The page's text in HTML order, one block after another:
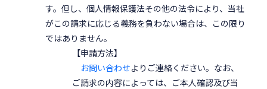
す。但し、個人情報保護法その他の法令により、当社
がこの請求に応じる義務を負わない場合は、この限り
ではありません。
【申請方法】
お問い合わせよりご連絡ください。なお、
ご請求の内容によっては、ご本人確認及び当